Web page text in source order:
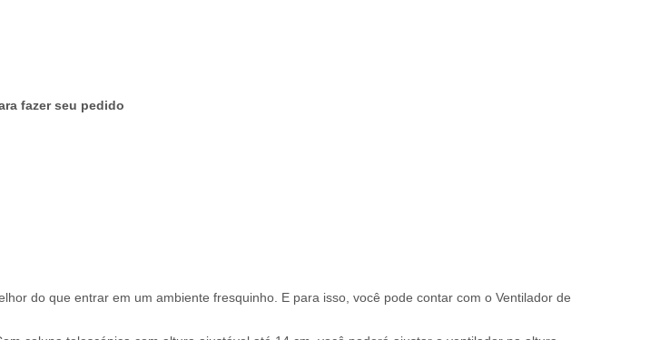
fazer seu pedido
do que entrar em um ambiente fresquinho. E para isso, você pode contar com o Ventilador de